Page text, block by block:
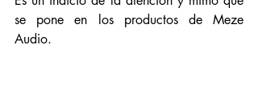
se pone en los productos de Meze
Audio.